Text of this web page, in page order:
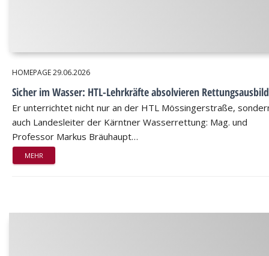
HOMEPAGE29.06.2026
Sicher im Wasser: HTL-Lehrkräfte absolvieren
Er unterrichtet nicht nur an der HTL Mössingerstraße,
auch Landesleiter der Kärntner Wasserrettung: Mag. und
Professor Markus Bräuhaupt…
MEHR